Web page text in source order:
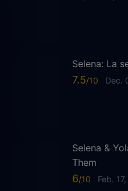
Selena: La
7.5 Dec.
Selena &
Them
6 Feb.